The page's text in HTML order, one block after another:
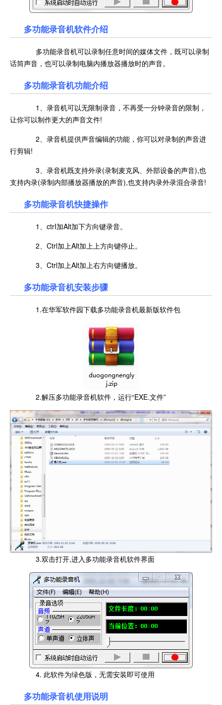
多功能录音机软件介绍
多功能录音机可以录制任意时间的媒体文件，既可以录制
话筒声音，也可以录制电脑内播放器播放时的声音。
多功能录音机功能介绍
1、录音机可以无限制录音，不再受一分钟录音的限制，
让你可以制作更大的声音文件!
2、录音机提供声音编辑的功能，你可以对录制的声音进
行剪辑!
3、录音机既支持外录(录制麦克风、外部设备的声音),也
支持内录(录制内部播放器播放的声音),也支持内录外录混合录音!
多功能录音机快捷操作
1、ctrI加Alt加下方向键录音。
2、Ctrl加上Alt加上上方向键停止。
3、Ctrl加上Alt加上右方向键播放。
多功能录音机安装步骤
1.在华军软件园下载多功能录音机最新版软件包
2.解压多功能录音机软件，运行“EXE.文件”
3.双击打开,进入多功能录音机软件界面
4. 此软件为绿色版，无需安装即可使用
多功能录音机使用说明